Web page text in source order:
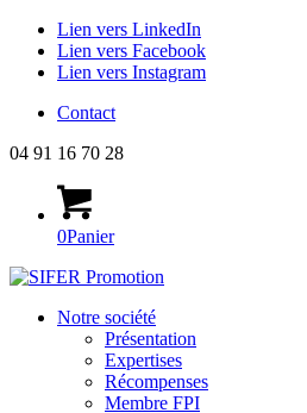
Lien vers LinkedIn
Lien vers Facebook
Lien vers Instagram
Contact
04 91 16 70 28
0Panier
Notre société
Présentation
Expertises
Récompenses
Membre FPI